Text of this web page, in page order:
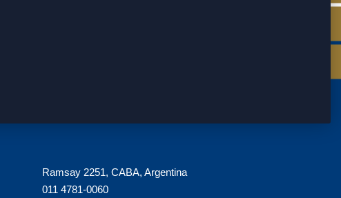
Ramsay 2251, CABA, Argentina
011 4781-0060